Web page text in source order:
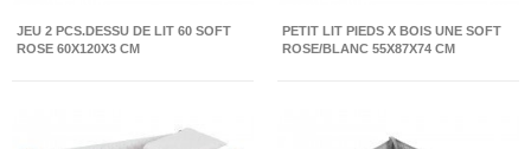
JEU 2 PCS.DESSU DE LIT 60 SOFT
ROSE 60X120X3 CM
PETIT LIT PIEDS X BOIS UNE SOFT
ROSE/BLANC 55X87X74 CM